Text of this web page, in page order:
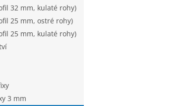
32 mm, kulaté rohy)
25 mm, ostré rohy)
25 mm, kulaté rohy)
3 mm